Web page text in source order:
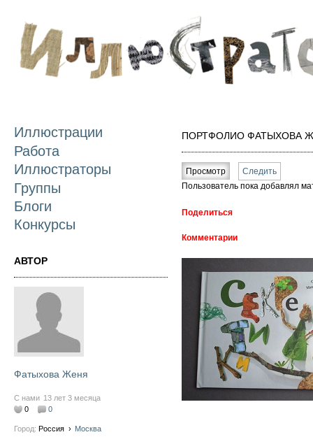
Иллюстрации
Работа
Иллюстраторы
Группы
Блоги
Конкурсы
АВТОР
Фатыхова Женя
С нами 13 лет 3 месяца
0
0
Город: Россия › Москва
ПОРТФОЛИО ФАТЫХОВА
Главные вкладки
Просмотр (активная вкладка)
Следить
Пользователь пока добавлял
Поделиться
Комментарии